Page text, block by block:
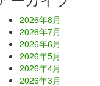
2026年8月
2026年7月
2026年6月
2026年5月
2026年4月
2026年3月